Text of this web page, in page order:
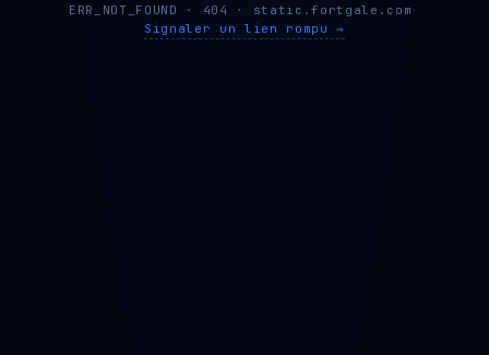
ERR_NOT_FOUND · 404 · static.fortgale.com ·
Signaler un lien rompu →